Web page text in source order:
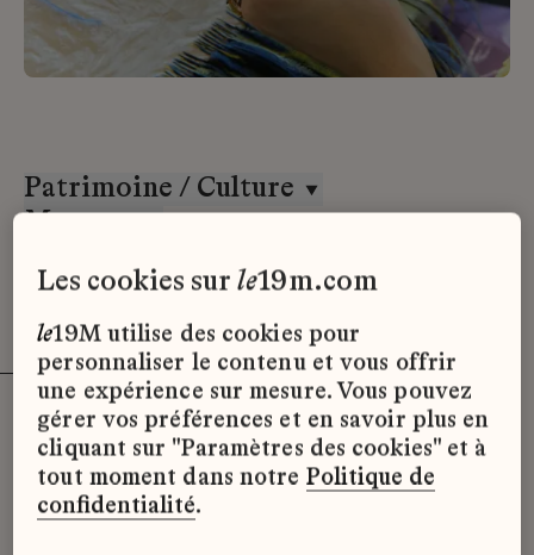
Patrimoine / Culture
Massaro
Désolé, il semble qu’il n’y ait pas
d’offres d’emploi disponibles pour le
moment.
les cookies surle19m.com
le19M utilise des cookies pour
personnaliser le contenu et vous offrir
une expérience sur mesure. Vous pouvez
gérer vos préférences et en savoir plus en
cliquant sur "Paramètres des cookies" et à
tout moment dans notre Politique de
confidentialité.